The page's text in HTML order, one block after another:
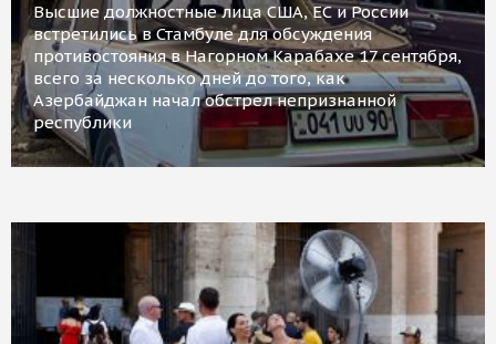
Высшие должностные лица США, ЕС и России
встретились в Стамбуле для обсуждения
противостояния в Нагорном Карабахе 17 сентября,
всего за несколько дней до того, как
Азербайджан начал обстрел непризнанной
республики